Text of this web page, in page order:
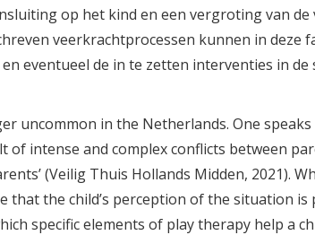
op het kind en een vergroting van de
veerkrachtprocessen kunnen in deze
eventueel de in te zetten interventies in de
uncommon in the Netherlands. One
of intense and complex conflicts between
(Veilig Thuis Hollands Midden, 2021).
that the child’s perception of the situation
specific elements of play therapy help a